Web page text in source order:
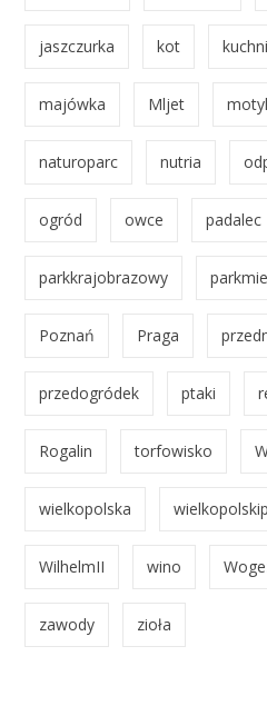
jaszczurka kot
majówka Mljet motyl
naturoparc nutria
ogród owce padalec
parkkrajobrazowy
Poznań Praga
przedogródek ptaki
Rogalin torfowisko
wielkopolska
WilhelmII wino
zawody zioła